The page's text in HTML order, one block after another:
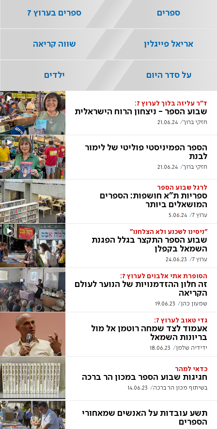
ד"ר עליזה בלוך לערוץ 7:
שבוע הספר - ניצחון הרוח הישראלית
חזקי ברוך 21.06.24
הספר הפמיניסטי פוליטי של לימור
לבנת
חזקי ברוך 21.06.24
לרגל שבוע הספר
ספריות ת"א חושפות: הספרים
המושאלים ביותר
ערוץ 7 5.06.24
"ניסינו לשכנע ולא הצלחנו"
שבוע הספר התקצר בגלל הפגנת
השמאל בקפלן
ערוץ 7 24.06.23
הסופרת אתי אלבוים לערוץ 7:
זה חלון ההזדמנויות של הנוער לעולם
הקריאה
שמעון כהן 19.06.23
גדי טאוב לערוץ 7:
אעמוד לצד שמחה רוטמן אל מול
בריונות השמאל
ידידיה שלמן 18.06.23
כדאי למהר
חגיגות שבוע הספר במכון הר ברכה
בשיתוף מכון הר ברכה 14.06.23
תשע עובדות על האנשים שמאחורי
הספרים
ספרים ספרים בערוץ 7
אריאל פייגלין שווה קריאה
על סדר היום ילדים